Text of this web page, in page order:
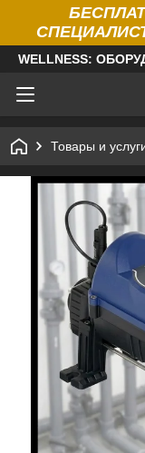
WELLNESS:
Товары и